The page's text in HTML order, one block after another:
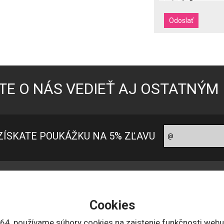
Cookies
O NÁS VEDIEŤ AJ OSTATNÝM
POUKÁŽKU NA 5% ZĽAVU
podmienky
Možnosti platby
Doprava a ceny